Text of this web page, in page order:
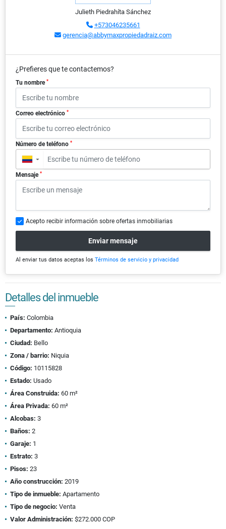
Julieth Piedrahíta Sánchez
+573046235661
gerencia@abbymaxpropiedadraiz.com
¿Prefieres que te contactemos?
Tu nombre *
Correo electrónico *
Número de teléfono *
▼
Mensaje *
Acepto recibir información sobre ofertas inmobiliarias
Enviar mensaje
Al enviar tus datos aceptas los Términos de servicio y privacidad
Detalles del inmueble
País: Colombia
Departamento: Antioquia
Ciudad: Bello
Zona / barrio: Niquia
Código: 10115828
Estado: Usado
Área Construida: 60 m²
Área Privada: 60 m²
Alcobas: 3
Baños: 2
Garaje: 1
Estrato: 3
Pisos: 23
Año construcción: 2019
Tipo de inmueble: Apartamento
Tipo de negocio: Venta
Valor Administración: $272.000 COP